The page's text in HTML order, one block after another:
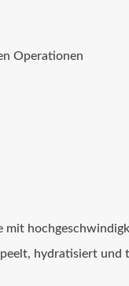
Operationen
mit
hydratisiert